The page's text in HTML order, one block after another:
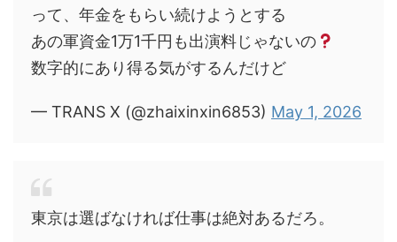
って、年金をもらい続けようとする
あの軍資金1万1千円も出演料じゃないの
数字的にあり得る気がするんだけど
— TRANS X (@zhaixinxin6853) May 1, 2026
東京は選ばなければ仕事は絶対あるだろ。